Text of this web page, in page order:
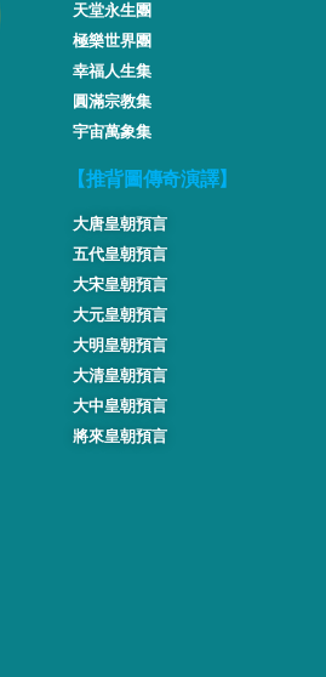
天堂永生團
極樂世界團
幸福人生集
圓滿宗教集
宇宙萬象集
【推背圖傳奇演譯】
大唐皇朝預言
五代皇朝預言
大宋皇朝預言
大元皇朝預言
大明皇朝預言
大清皇朝預言
大中皇朝預言
將來皇朝預言